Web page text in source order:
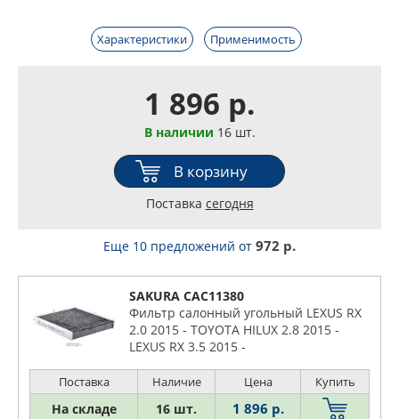
Характеристики Применимость
1 896 р.
В наличии 16 шт.
В корзину
Поставка сегодня
Еще 10 предложений от 972 р.
SAKURA CAC11380
Фильтр салонный угольный LEXUS RX
2.0 2015 - TOYOTA HILUX 2.8 2015 -
LEXUS RX 3.5 2015 -
Поставка Наличие Цена Купить
На складе 16 шт. 1 896 р.